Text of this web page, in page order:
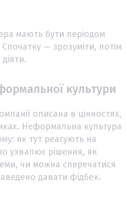
мають бути періодом
— зрозуміти, потім
культури
описана в цінностях,
Неформальна культура
як тут реагують на
ухвалює рішення, як
чи можна сперечатися
давати фідбек.